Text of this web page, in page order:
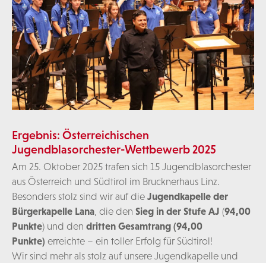
Ergebnis: Österreichischen
Jugendblasorchester-Wettbewerb 2025
Am 25. Oktober 2025 trafen sich 15 Jugendblasorchester
aus Österreich und Südtirol im Brucknerhaus Linz.
Besonders stolz sind wir auf die Jugendkapelle der
Bürgerkapelle Lana, die den Sieg in der Stufe AJ (94,00
Punkte) und den dritten Gesamtrang (94,00
Punkte) erreichte – ein toller Erfolg für Südtirol!
Wir sind mehr als stolz auf unsere Jugendkapelle und